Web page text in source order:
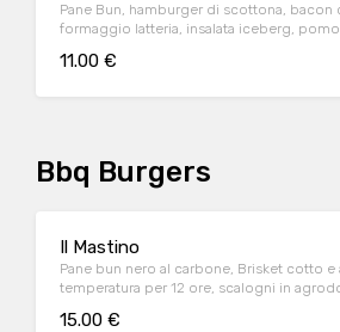
Pane Bun, hamburger di scottona, bacon
formaggio latteria, insalata iceberg,
11.00 €
Bbq Burgers
Il Mastino
Pane bun nero al carbone, Brisket cotto e
temperatura per 12 ore, scalogni in
15.00 €